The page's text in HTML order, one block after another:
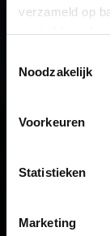
verzameld op
Noodzakelijk
Voorkeuren
Statistieken
Marketing
Industrial
(especially